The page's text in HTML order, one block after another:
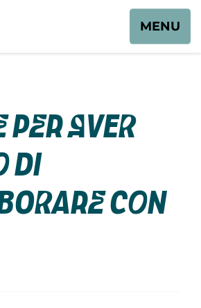
MENU
per aver
di
con